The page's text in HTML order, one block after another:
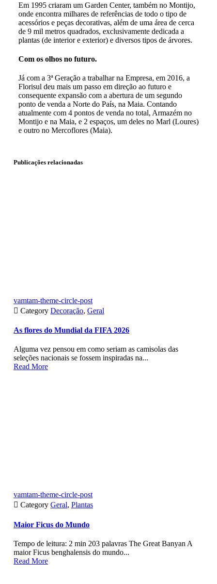
Em 1995 criaram um Garden Center, também no Montijo,
onde encontra milhares de referências de todo o tipo de
acessórios e peças decorativas, além de uma área de cerca
de 9 mil metros quadrados, exclusivamente dedicada a
plantas (de interior e exterior) e diversos tipos de árvores.
Com os olhos no futuro.
Já com a 3ª Geração a trabalhar na Empresa, em 2016, a
Florisul deu mais um passo em direção ao futuro e
consequente expansão com a abertura de um segundo
ponto de venda a Norte do País, na Maia. Contando
atualmente com 4 pontos de venda no total, Armazém no
Montijo e na Maia, e 2 espaços, um deles no Marl (Loures)
e outro no Mercoflores (Maia).
Publicações relacionadas
vamtam-theme-circle-post
 Category Decoração, Geral
As flores do Mundial da FIFA 2026
Alguma vez pensou em como seriam as camisolas das
seleções nacionais se fossem inspiradas na...
Read More
vamtam-theme-circle-post
 Category Geral, Plantas
Maior Ficus do Mundo
Tempo de leitura: 2 min 203 palavras The Great Banyan A
maior Ficus benghalensis do mundo...
Read More